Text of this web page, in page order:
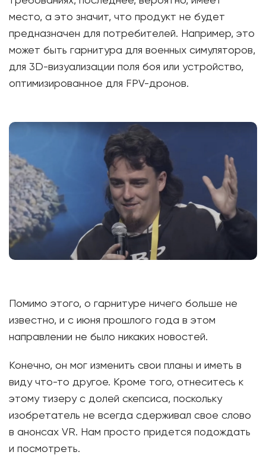
место, а это значит, что продукт не будет
предназначен для потребителей. Например, это
может быть гарнитура для военных симуляторов,
для 3D-визуализации поля боя или устройство,
оптимизированное для FPV-дронов.
Помимо этого, о гарнитуре ничего больше не
известно, и с июня прошлого года в этом
направлении не было никаких новостей.
Конечно, он мог изменить свои планы и иметь в
виду что-то другое. Кроме того, отнеситесь к
этому тизеру с долей скепсиса, поскольку
изобретатель не всегда сдерживал свое слово
в анонсах VR. Нам просто придется подождать
и посмотреть.